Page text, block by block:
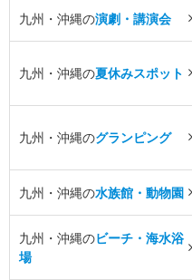
九州・沖縄の演劇・講演会
九州・沖縄の夏休みスポット
九州・沖縄のグランピング
九州・沖縄の水族館・動物園
九州・沖縄のビーチ・海水浴
場